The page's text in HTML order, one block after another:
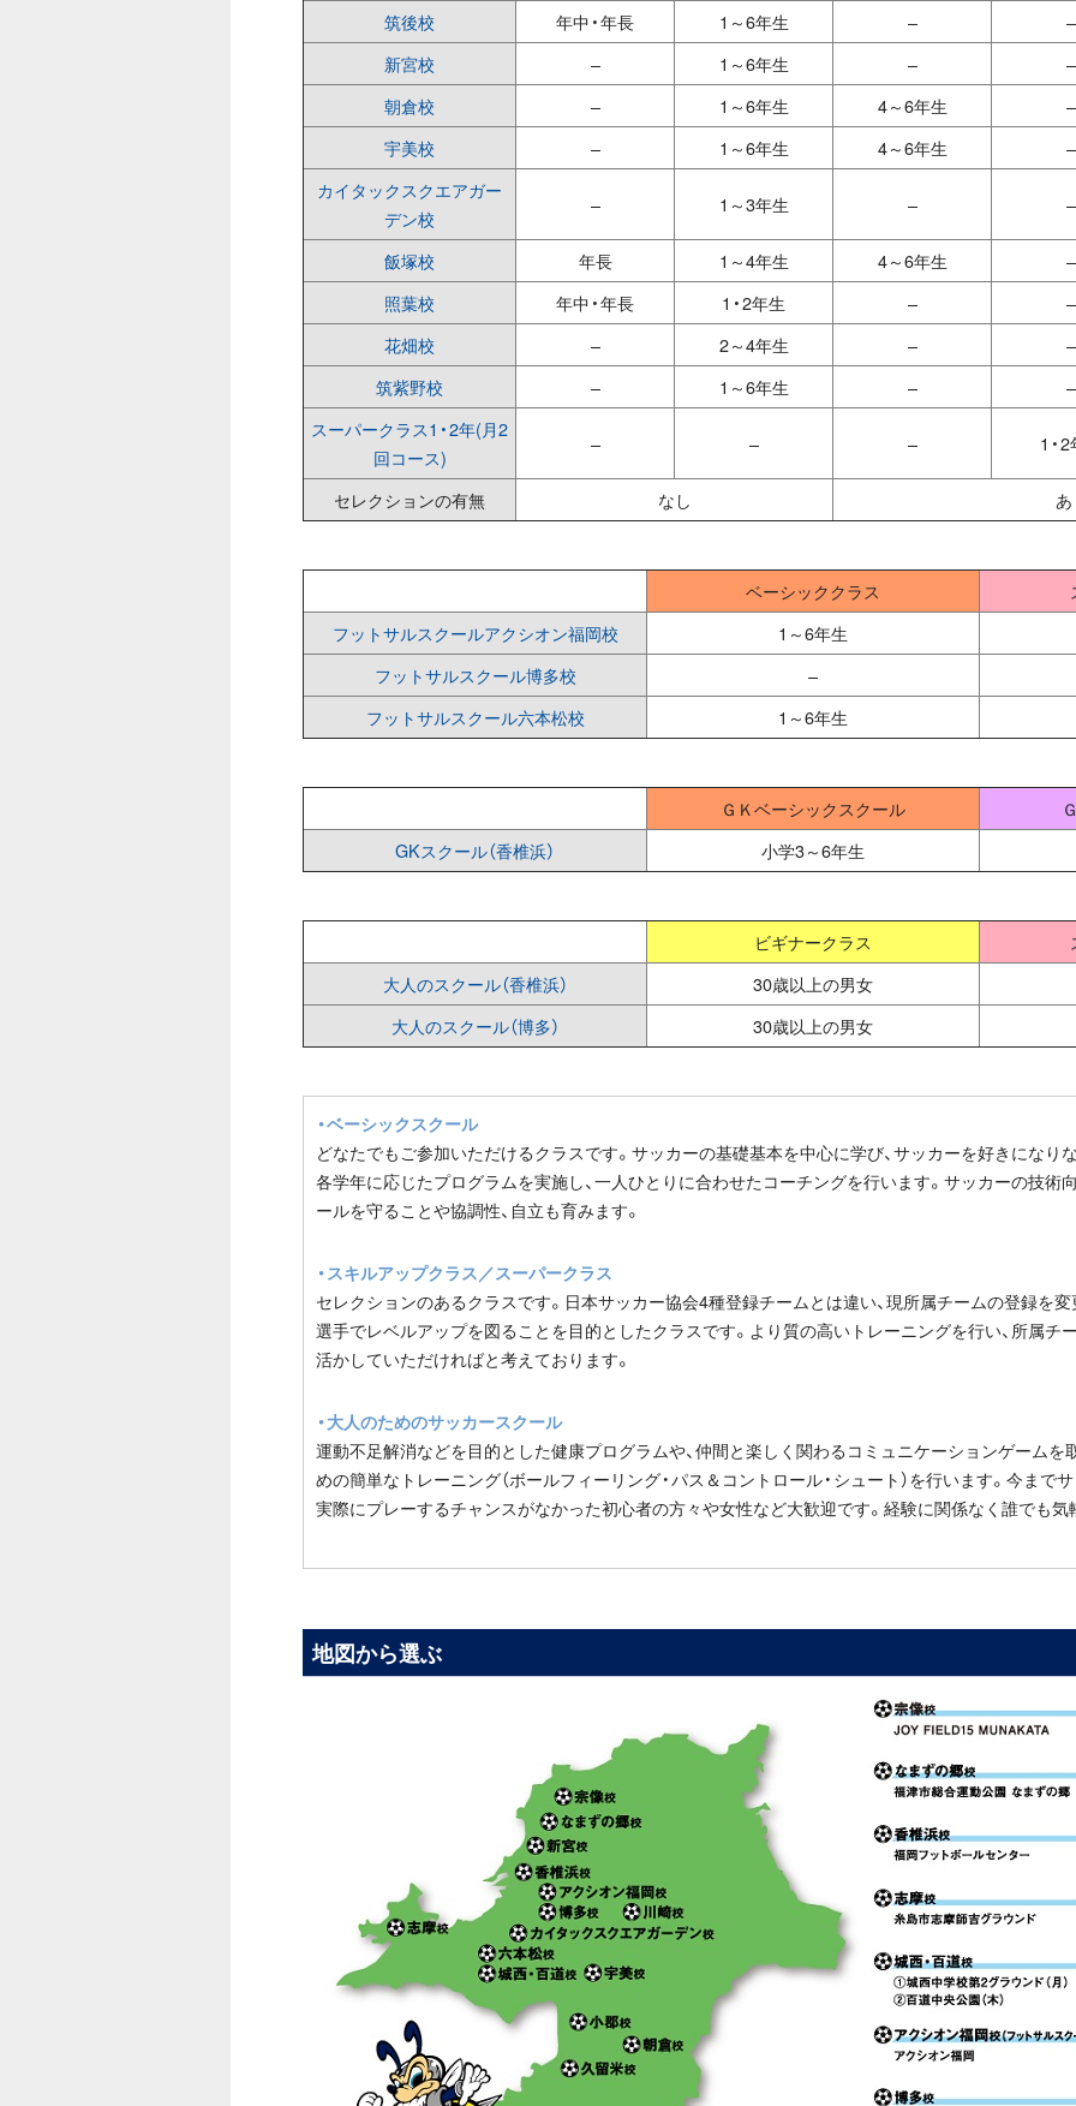
筑後校
年中・年長 1～6年生 – –
新宮校
– 1～6年生 – –
朝倉校
– 1～6年生 4～6年生 –
宇美校
– 1～6年生 4～6年生 –
カイタックスクエアガー
デン校
– 1～3年生 – –
飯塚校 年長 1～4年生 4～6年生 –
照葉校
年中・年長 1・2年生 – –
花畑校
– 2～4年生 – –
筑紫野校
– 1～6年生 – –
スーパークラス1・2年(月2
回コース)
– – – 1・
セレクションの有無 なし あ
ベーシッククラス
フットサルスクールアクシオン福岡校
1～6年生
フットサルスクール博多校
–
フットサルスクール六本松校
1～6年生
ＧＫベーシックスクール
GKスクール（香椎浜）
小学3～6年生
ビギナークラス
大人のスクール（香椎浜）
30歳以上の男女
大人のスクール（博多）
30歳以上の男女
・ベーシックスクール
どなたでもご参加いただけるクラスです。サッカーの基礎基本を中心に学び、サッカーを好きになり
各学年に応じたプログラムを実施し、一人ひとりに合わせたコーチングを行います。サッカーの技術
ールを守ることや協調性、自立も育みます。
・スキルアップクラス／スーパークラス
セレクションのあるクラスです。日本サッカー協会4種登録チームとは違い、現所属チームの登録を
選手でレベルアップを図ることを目的としたクラスです。より質の高いトレーニングを行い、所属チ
活かしていただければと考えております。
・大人のためのサッカースクール
運動不足解消などを目的とした健康プログラムや、仲間と楽しく関わるコミュニケーションゲームを
めの簡単なトレーニング（ボールフィーリング・パス＆コントロール・シュート）を行います。今まで
実際にプレーするチャンスがなかった初心者の方々や女性など大歓迎です。経験に関係なく誰でも気
地図から選ぶ